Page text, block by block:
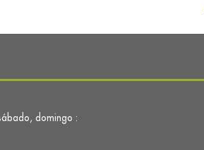
domingo :